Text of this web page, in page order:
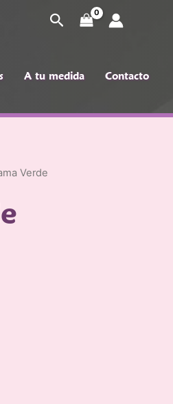
Buscar
A tu medida Contacto
Verde